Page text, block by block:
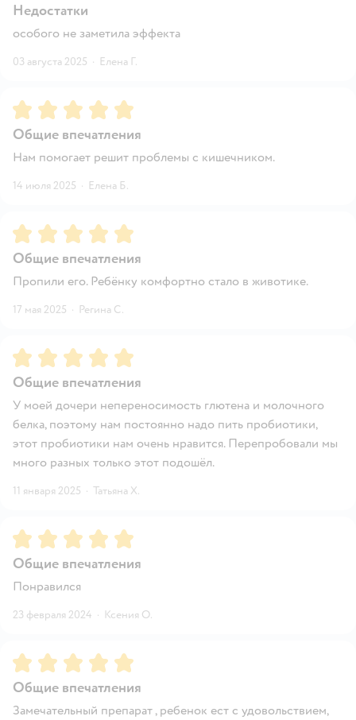
Недостатки
особого не заметила эффекта
03 августа 2025 · Елена Г.
Рейтинг:5
Общие впечатления
Нам помогает решит проблемы с кишечником.
14 июля 2025 · Елена Б.
Рейтинг:5
Общие впечатления
Пропили его. Ребёнку комфортно стало в животике.
17 мая 2025 · Регина С.
Рейтинг:5
Общие впечатления
У моей дочери непереносимость глютена и молочного
белка, поэтому нам постоянно надо пить пробиотики,
этот пробиотики нам очень нравится. Перепробовали мы
много разных только этот подошёл.
11 января 2025 · Татьяна Х.
Рейтинг:5
Общие впечатления
Понравился
23 февраля 2024 · Ксения О.
Рейтинг:5
Общие впечатления
Замечательный препарат , ребенок ест с удовольствием,